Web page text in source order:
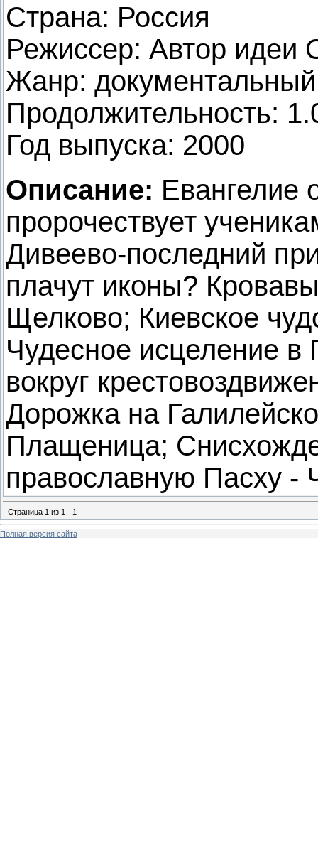
Страна: Россия
Режиссер: Автор идеи
Жанр: документальный
Продолжительность:
Год выпуска: 2000
Описание: Евангелие
пророчествует
Дивеево-последний
плачут иконы?
Щелково; Киевское
Чудесное исцеление в
вокруг
Дорожка на
Плащеница;
православную Пасху
Страница 1 из 1 1
Полная версия сайта